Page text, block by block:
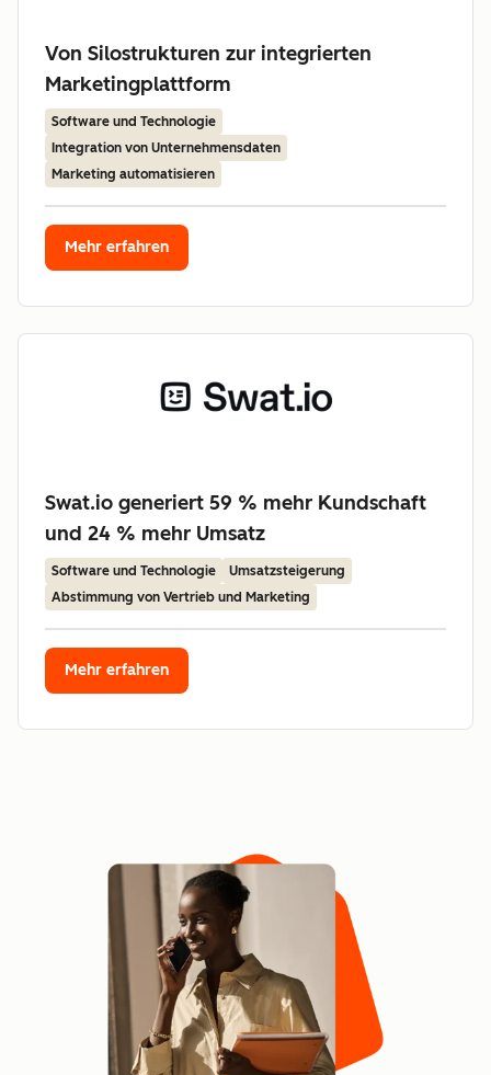
Von Silostrukturen zur integrierten
Marketingplattform
Software und Technologie
Integration von Unternehmensdaten
Marketing automatisieren
Mehr erfahren
Swat.io generiert 59 % mehr Kundschaft
und 24 % mehr Umsatz
Software und Technologie
Umsatzsteigerung
Abstimmung von Vertrieb und Marketing
Mehr erfahren